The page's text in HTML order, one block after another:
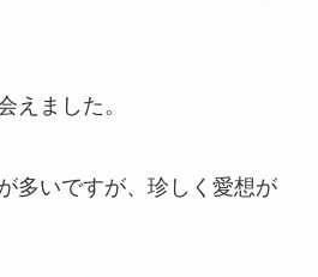
えました。
多いですが、珍しく愛想が